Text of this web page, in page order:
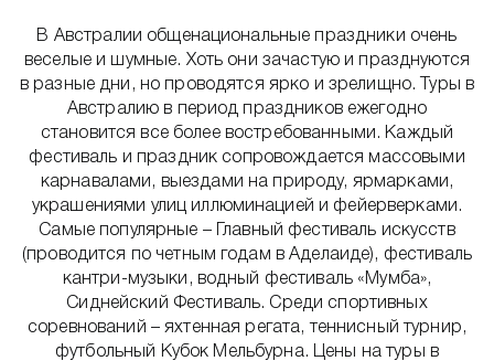
В Австралии общенациональные праздники очень
веселые и шумные. Хоть они зачастую и празднуются
в разные дни, но проводятся ярко и зрелищно. Туры в
Австралию в период праздников ежегодно
становится все более востребованными. Каждый
фестиваль и праздник сопровождается массовыми
карнавалами, выездами на природу, ярмарками,
украшениями улиц иллюминацией и фейерверками.
Самые популярные – Главный фестиваль искусств
(проводится по четным годам в Аделаиде), фестиваль
кантри-музыки, водный фестиваль «Мумба»,
Сиднейский Фестиваль. Среди спортивных
соревнований – яхтенная регата, теннисный турнир,
футбольный Кубок Мельбурна. Цены на туры в